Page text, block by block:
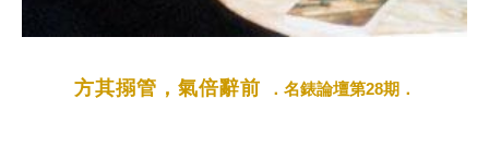
方其搦管，氣倍辭前 ．名錶論壇第28期．